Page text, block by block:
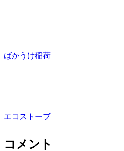
ばかうけ稲荷
エコストーブ
コメント